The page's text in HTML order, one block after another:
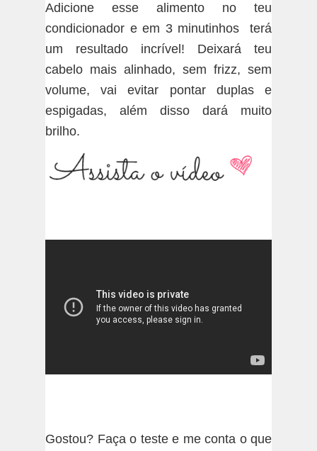
Adicione esse alimento no teu
condicionador e em 3 minutinhos terá
um resultado incrível! Deixará teu
cabelo mais alinhado, sem frizz, sem
volume, vai evitar pontar duplas e
espigadas, além disso dará muito
brilho.
Gostou? Faça o teste e me conta o que